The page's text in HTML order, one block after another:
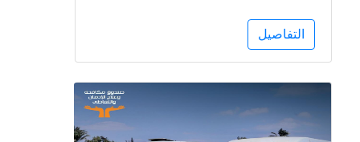
لأول مرة بالمحافظة لعلاج
مرضى الإدمان مجانا
التفاصيل